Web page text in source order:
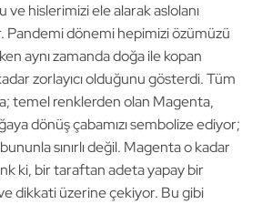
hislerimizi ele alarak aslolanı
Pandemi dönemi hepimizi özümüzü
aynı zamanda doğa ile kopan
zorlayıcı olduğunu gösterdi. Tüm
temel renklerden olan Magenta,
dönüş çabamızı sembolize ediyor;
sınırlı değil. Magenta o kadar
ki, bir taraftan adeta yapay bir
dikkati üzerine çekiyor. Bu gibi